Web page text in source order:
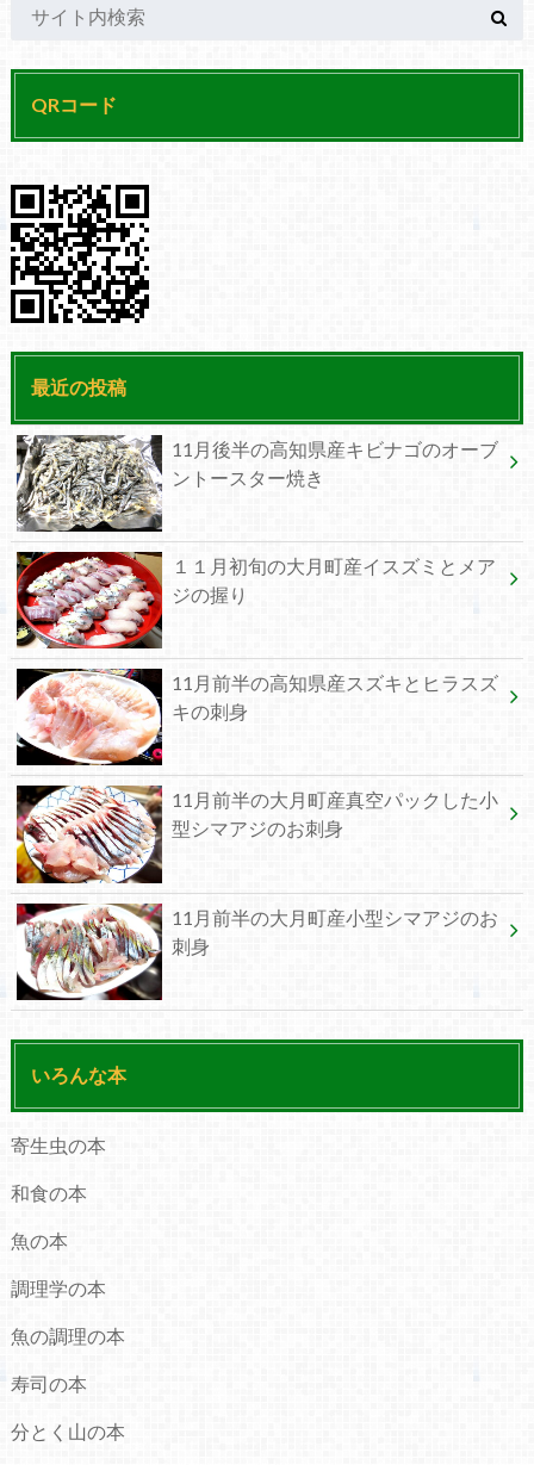
QRコード
最近の投稿
11月後半の高知県産キビナゴのオーブ
ントースター焼き
１１月初旬の大月町産イスズミとメア
ジの握り
11月前半の高知県産スズキとヒラスズ
キの刺身
11月前半の大月町産真空パックした小
型シマアジのお刺身
11月前半の大月町産小型シマアジのお
刺身
いろんな本
寄生虫の本
和食の本
魚の本
調理学の本
魚の調理の本
寿司の本
分とく山の本